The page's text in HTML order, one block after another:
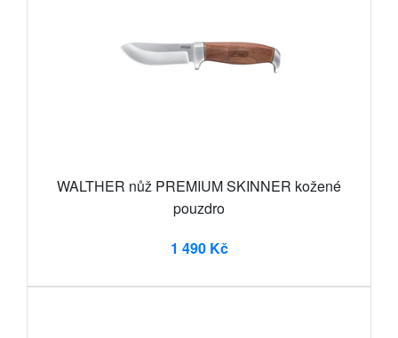
WALTHER nůž PREMIUM SKINNER kožené
pouzdro
1 490 Kč